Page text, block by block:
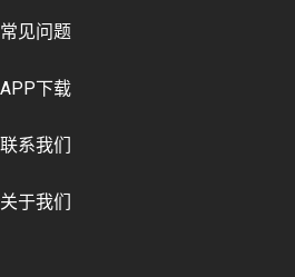
常见问题
APP下载
联系我们
关于我们